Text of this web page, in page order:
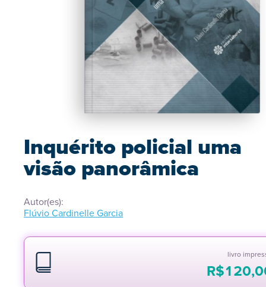
Inquérito policial uma
visão panorâmica
Autor(es):
Flúvio Cardinelle Garcia
livro
R$